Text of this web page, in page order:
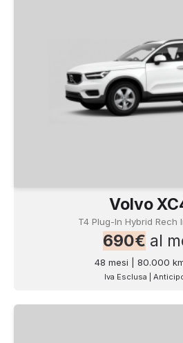
Volvo
T4 Plug-In Hybrid Rech
690€ al
48 mesi | 80.000
Iva Esclusa |